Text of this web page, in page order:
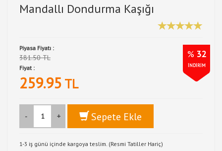
Mandallı Dondurma Kaşığı
Piyasa Fiyatı :
381.50 TL % 32
İNDİRİM
Fiyat :
259.95 TL
- + Sepete Ekle
1-3 iş günü içinde kargoya teslim. (Resmi Tatiller Hariç)